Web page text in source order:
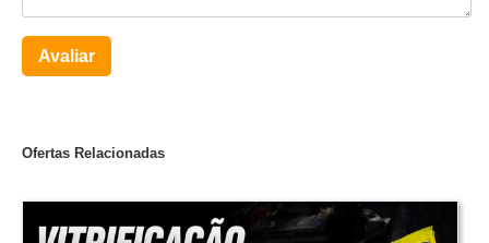
Avaliar
Ofertas Relacionadas